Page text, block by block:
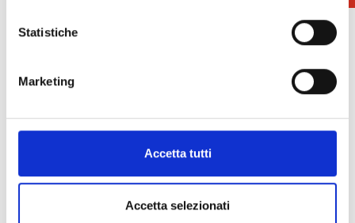
Statistiche
Marketing
Accetta tutti
Accetta selezionati
Visite guidate alla Rocca Sillana
- 07/08/2026 -
Dune al tramonto nell'Oasi WWF di Tirrenia-
07/08/2026 - 19:30 - 21:30
Berignone by night- 07/08/2026 - 19:45 - 23:45
Estate a Vicopisano- 08/08/2026 - 27/09/2026 -
Tutto il giorno